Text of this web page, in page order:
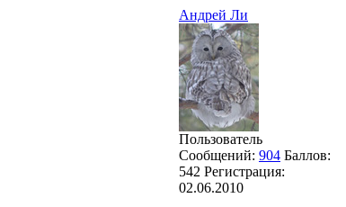
Андрей Ли
Пользователь
Сообщений: 904 Баллов:
542 Регистрация:
02.06.2010